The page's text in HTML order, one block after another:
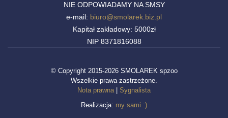
NIE ODPOWIADAMY NA SMSY
e-mail: biuro@smolarek.biz.pl
Kapitał zakładowy: 5000zł
NIP 8371816088
© Copyright 2015-2026 SMOLAREK spzoo
Wszelkie prawa zastrzeżone.
Nota prawna| Sygnalista
Realizacja: my sami :)